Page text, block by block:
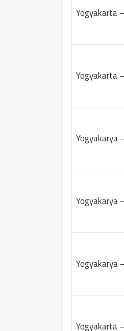
Yogyakarta
Yogyakarta
Yogyakarya
Yogyakarya
Yogyakarya
Yogyakarta